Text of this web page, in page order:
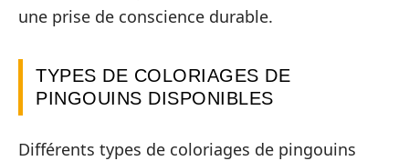
une prise de conscience durable.
TYPES DE COLORIAGES DE
PINGOUINS DISPONIBLES
Différents types de coloriages de pingouins